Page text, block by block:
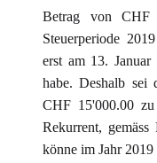
Betrag von
Steuerperiode
erst am 13.
habe. Deshalb sei
CHF 15'000.00
Rekurrent,
könne im Jahr